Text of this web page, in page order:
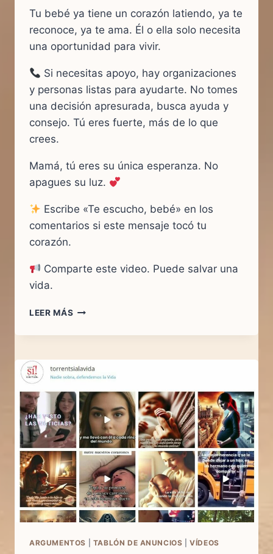
Tu bebé ya tiene un corazón latiendo, ya te
reconoce, ya te ama. Él o ella solo necesita
una oportunidad para vivir.
Si necesitas apoyo, hay organizaciones
y personas listas para ayudarte. No tomes
una decisión apresurada, busca ayuda y
consejo. Tú eres fuerte, más de lo que
crees.
Mamá, tú eres su única esperanza. No
apagues su luz.
Escribe «Te escucho, bebé» en los
comentarios si este mensaje tocó tu
corazón.
Comparte este video. Puede salvar una
vida.
LEER MÁS
DÉJAME
ESCUCHA
MI
ARGUMENTOS TABLÓN DE ANUNCIOS |VÍDEOS